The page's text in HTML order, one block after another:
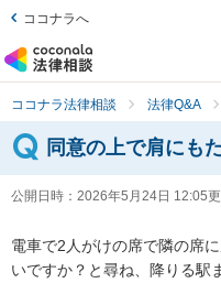
ココナラへ
ココナラ法律相談 法律Q&A
同意の上で肩にも
公開日時： 2026年5月24日 12:05
電車で2人がけの席で隣の席
いですか？と尋ね、降りる駅